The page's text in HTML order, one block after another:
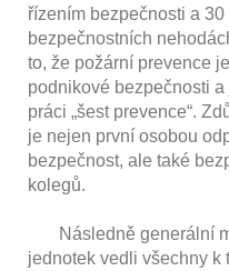
řízením bezpečnosti a
bezpečnostních
to, že požární prevence
podnikové bezpečnosti
práci „šest prevence“.
je nejen první osobou
bezpečnost, ale také
kolegů.
Následně generální
jednotek vedli všechny k